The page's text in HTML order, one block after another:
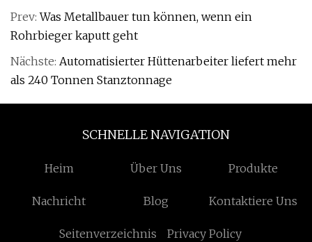
Prev:Was Metallbauer tun können, wenn ein
Rohrbieger kaputt geht
Nächste: Automatisierter Hüttenarbeiter liefert mehr
als 240 Tonnen Stanztonnage
SCHNELLE NAVIGATION
Heim Über Uns Produkte
Nachricht Blog Kontaktiere Uns
Seitenverzeichnis Privacy Policy